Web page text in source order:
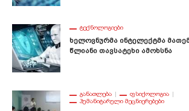
ᲢᲔᲥᲜᲝᲚᲝᲒᲘᲔᲑᲘ
Ხელოვნურმა Ინტელექტმა
Წლიანი Თავსატეხი Ამოხსნა
ᲒᲐᲜᲐᲗᲚᲔᲑᲐ
ᲤᲡᲘᲥᲝᲚᲝᲒᲘᲐ
ᲰᲣᲛᲐᲜᲘᲢᲐᲠᲣᲚᲘ ᲛᲔᲪᲜᲘᲔᲠᲔᲑᲔᲑᲘ